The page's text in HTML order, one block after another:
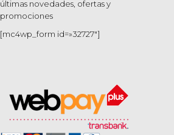
últimas novedades, ofertas y
promociones
[mc4wp_form id=»32727″]